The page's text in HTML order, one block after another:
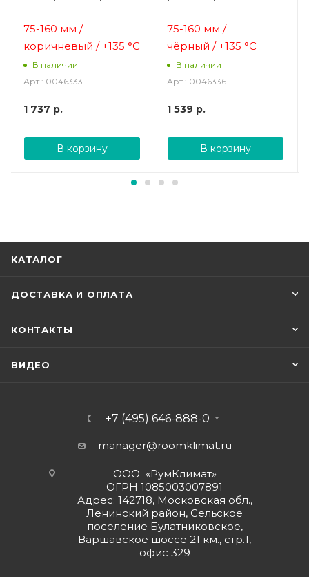
75-160 мм /
коричневый / +135 °C
В наличии
Арт.: 0046333
1 737 р.
В корзину
75-160 мм /
чёрный / +135 °C
В наличии
Арт.: 0046336
1 539 р.
В корзину
КАТАЛОГ
ДОСТАВКА И ОПЛАТА
КОНТАКТЫ
ВИДЕО
+7 (495) 646-888-0
manager@roomklimat.ru
ООО «РумКлимат»
ОГРН 1085003007891
Адрес: 142718, Московская обл.,
Ленинский район, Сельское
поселение Булатниковское,
Варшавское шоссе 21 км., стр.1,
офис 329